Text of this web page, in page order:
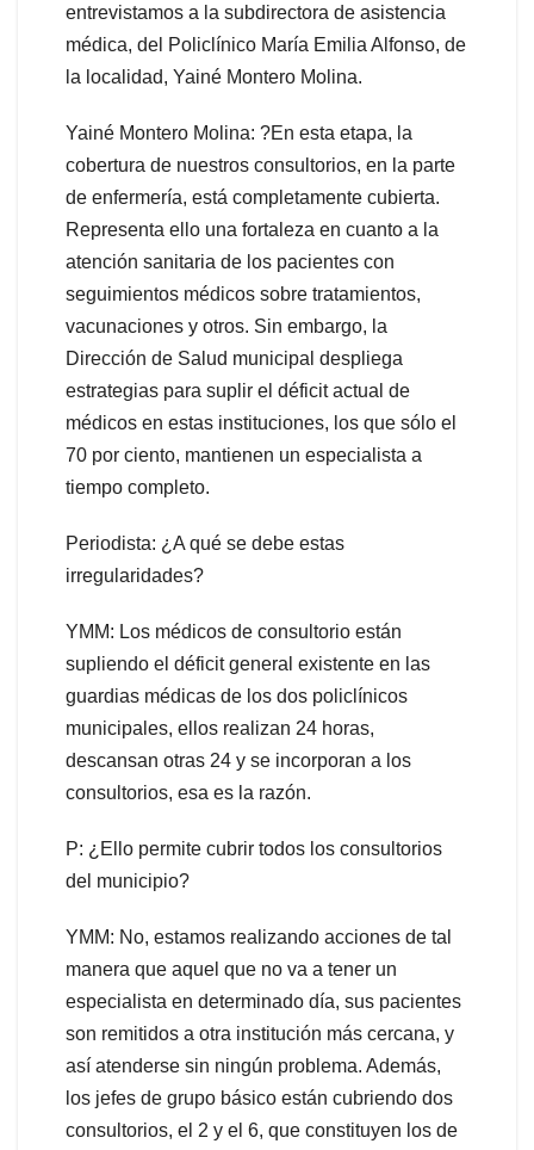
entrevistamos a la subdirectora de asistencia
médica, del Policlínico María Emilia Alfonso, de
la localidad, Yainé Montero Molina.
Yainé Montero Molina: ?En esta etapa, la
cobertura de nuestros consultorios, en la parte
de enfermería, está completamente cubierta.
Representa ello una fortaleza en cuanto a la
atención sanitaria de los pacientes con
seguimientos médicos sobre tratamientos,
vacunaciones y otros. Sin embargo, la
Dirección de Salud municipal despliega
estrategias para suplir el déficit actual de
médicos en estas instituciones, los que sólo el
70 por ciento, mantienen un especialista a
tiempo completo.
Periodista: ¿A qué se debe estas
irregularidades?
YMM: Los médicos de consultorio están
supliendo el déficit general existente en las
guardias médicas de los dos policlínicos
municipales, ellos realizan 24 horas,
descansan otras 24 y se incorporan a los
consultorios, esa es la razón.
P: ¿Ello permite cubrir todos los consultorios
del municipio?
YMM: No, estamos realizando acciones de tal
manera que aquel que no va a tener un
especialista en determinado día, sus pacientes
son remitidos a otra institución más cercana, y
así atenderse sin ningún problema. Además,
los jefes de grupo básico están cubriendo dos
consultorios, el 2 y el 6, que constituyen los de